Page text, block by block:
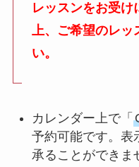
レッスンをお受け
上、ご希望のレッ
い。
カレンダー上で「
予約可能です。表
承ることができま